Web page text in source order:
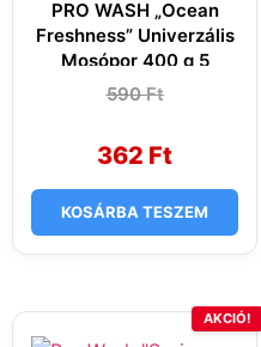
PRO WASH „Ocean
Freshness” Univerzális
Mosópor 400 g 5
mosás
590Ft
Original
590 Ft.
362 Ft
Current
362 Ft.
KOSÁRBA TESZEM
AKCIÓ!